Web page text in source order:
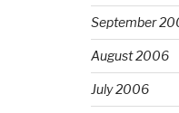
September
August 2006
July 2006